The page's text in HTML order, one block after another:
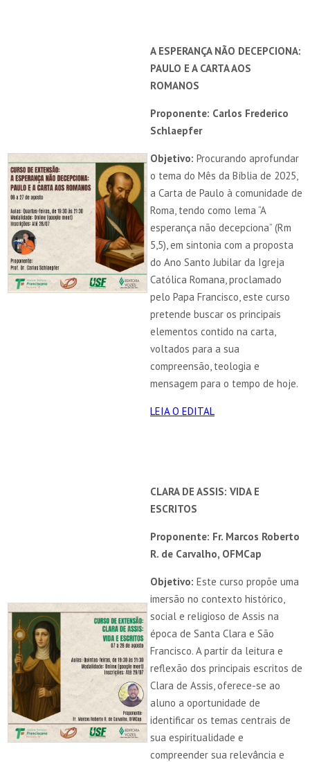
A ESPERANÇA NÃO DECEPCIONA:
PAULO E A CARTA AOS
ROMANOS
Proponente: Carlos Frederico
Schlaepfer
Objetivo: Procurando aprofundar
o tema do Mês da Bíblia de 2025,
a Carta de Paulo à comunidade de
Roma, tendo como lema “A
esperança não decepciona” (Rm
5,5), em sintonia com a proposta
do Ano Santo Jubilar da Igreja
Católica Romana, proclamado
pelo Papa Francisco, este curso
pretende buscar os principais
elementos contido na carta,
voltados para a sua
compreensão, teologia e
mensagem para o tempo de hoje.
LEIA O EDITAL
CLARA DE ASSIS: VIDA E
ESCRITOS
Proponente: Fr. Marcos Roberto
R. de Carvalho, OFMCap
Objetivo: Este curso propõe uma
imersão no contexto histórico,
social e religioso de Assis na
época de Santa Clara e São
Francisco. A partir da leitura e
reflexão dos principais escritos de
Clara de Assis, oferece-se ao
aluno a oportunidade de
identificar os temas centrais de
sua espiritualidade e
compreender sua relevância e